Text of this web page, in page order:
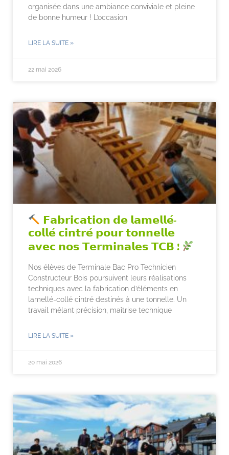
organisée dans une ambiance conviviale et pleine
de bonne humeur ! L’occasion
LIRE LA SUITE »
22 mai 2026
𝗙𝗮𝗯𝗿𝗶𝗰𝗮𝘁𝗶𝗼𝗻 𝗱𝗲 𝗹𝗮𝗺𝗲𝗹𝗹𝗲́-
𝗰𝗼𝗹𝗹𝗲́ 𝗰𝗶𝗻𝘁𝗿𝗲́ 𝗽𝗼𝘂𝗿 𝘁𝗼𝗻𝗻𝗲𝗹𝗹𝗲
𝗮𝘃𝗲𝗰 𝗻𝗼𝘀 𝗧𝗲𝗿𝗺𝗶𝗻𝗮𝗹𝗲𝘀 𝗧𝗖𝗕 !
Nos élèves de Terminale Bac Pro Technicien
Constructeur Bois poursuivent leurs réalisations
techniques avec la fabrication d’éléments en
lamellé-collé cintré destinés à une tonnelle. Un
travail mêlant précision, maîtrise technique
LIRE LA SUITE »
20 mai 2026